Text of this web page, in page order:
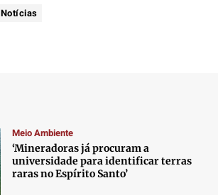
Notícias
Meio Ambiente
‘Mineradoras já procuram a
universidade para identificar terras
raras no Espírito Santo’